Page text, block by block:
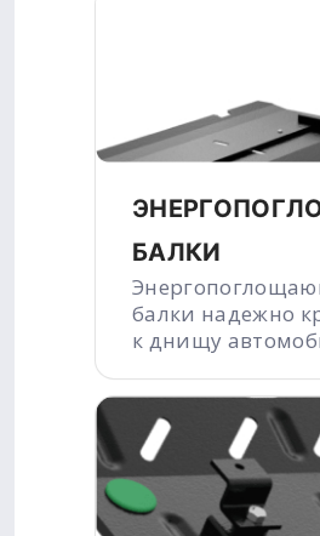
БАЛКИ
балки надежно
к днищу